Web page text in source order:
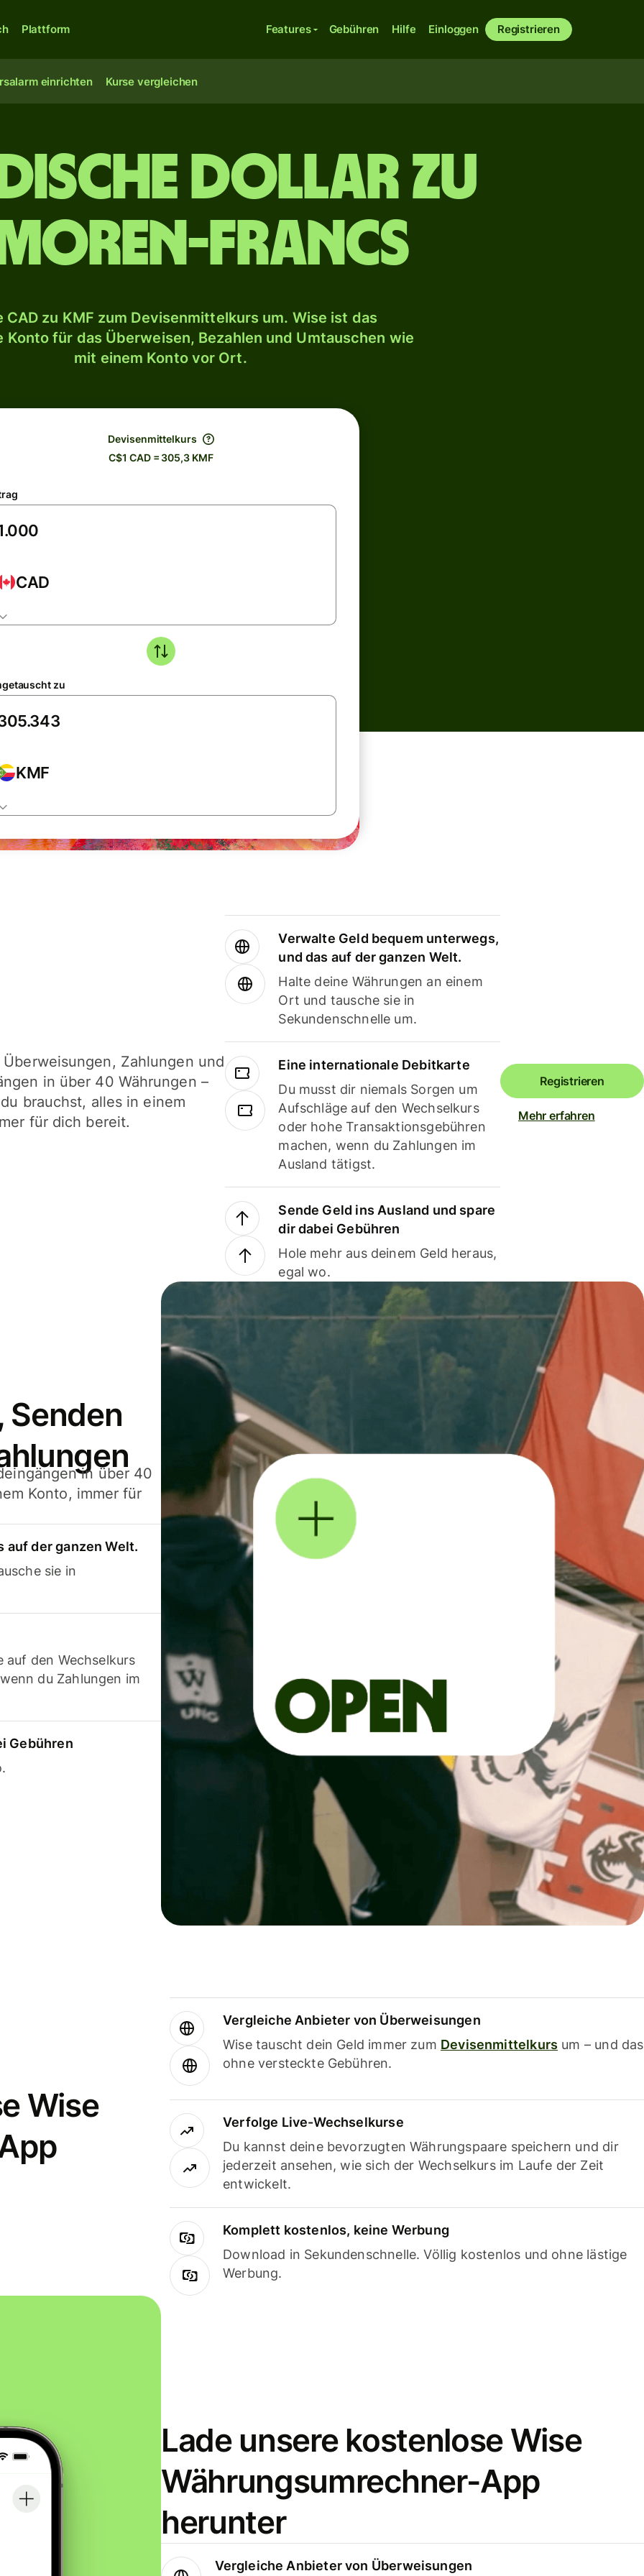
Plattform Features Gebühren Hilfe Einloggen Registrieren
einrichten Kurse vergleichen
Dollar zu
Francs
CAD zu KMF zum Devisenmittelkurs um. Wise ist das
Konto für das Überweisen, Bezahlen und Umtauschen wie
mit einem Konto vor Ort.
Devisenmittelkurs
C$1 CAD = 305,3 KMF
CAD
zu
KMF
Zahlungen und
in über 40 Währungen –
brauchst, alles in einem
für dich bereit.
Verwalte Geld bequem unterwegs,
und das auf der ganzen Welt.
Halte deine Währungen an einem
Ort und tausche sie in
Sekundenschnelle um.
Eine internationale Debitkarte
Du musst dir niemals Sorgen um
Aufschläge auf den Wechselkurs
oder hohe Transaktionsgebühren
machen, wenn du Zahlungen im
Ausland tätigst.
Sende Geld ins Ausland und spare
dir dabei Gebühren
Hole mehr aus deinem Geld heraus,
egal wo.
Registrieren
Mehr erfahren
Senden
in über 40
Konto, immer für
auf der ganzen Welt.
sie in
auf den Wechselkurs
du Zahlungen im
Gebühren
Wise
Vergleiche Anbieter von Überweisungen
Wise tauscht dein Geld immer zum Devisenmittelkurs um – und das
ohne versteckte Gebühren.
Verfolge Live-Wechselkurse
Du kannst deine bevorzugten Währungspaare speichern und dir
jederzeit ansehen, wie sich der Wechselkurs im Laufe der Zeit
entwickelt.
Komplett kostenlos, keine Werbung
Download in Sekundenschnelle. Völlig kostenlos und ohne lästige
Werbung.
Lade unsere kostenlose Wise
Währungsumrechner-App
herunter
Vergleiche Anbieter von Überweisungen